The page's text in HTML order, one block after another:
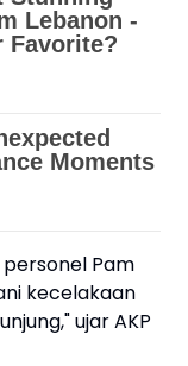
Pam
kecelakaan
ujar AKP